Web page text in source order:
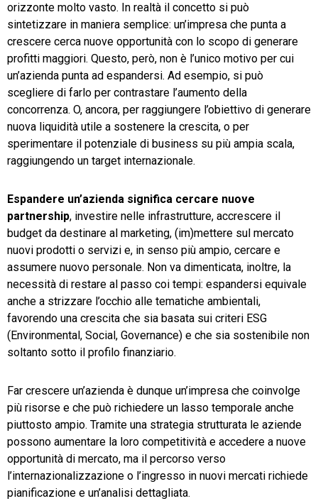
orizzonte molto vasto. In realtà il concetto si può
sintetizzare in maniera semplice: un’impresa che punta a
crescere cerca nuove opportunità con lo scopo di generare
profitti maggiori. Questo, però, non è l’unico motivo per cui
un’azienda punta ad espandersi. Ad esempio, si può
scegliere di farlo per contrastare l’aumento della
concorrenza. O, ancora, per raggiungere l’obiettivo di generare
nuova liquidità utile a sostenere la crescita, o per
sperimentare il potenziale di business su più ampia scala,
raggiungendo un target internazionale.
Espandere un’azienda significa cercare nuove
partnership, investire nelle infrastrutture, accrescere il
budget da destinare al marketing, (im)mettere sul mercato
nuovi prodotti o servizi e, in senso più ampio, cercare e
assumere nuovo personale. Non va dimenticata, inoltre, la
necessità di restare al passo coi tempi: espandersi equivale
anche a strizzare l’occhio alle tematiche ambientali,
favorendo una crescita che sia basata sui criteri ESG
(Environmental, Social, Governance) e che sia sostenibile non
soltanto sotto il profilo finanziario.
Far crescere un’azienda è dunque un’impresa che coinvolge
più risorse e che può richiedere un lasso temporale anche
piuttosto ampio. Tramite una strategia strutturata le aziende
possono aumentare la loro competitività e accedere a nuove
opportunità di mercato, ma il percorso verso
l’internazionalizzazione o l’ingresso in nuovi mercati richiede
pianificazione e un’analisi dettagliata.